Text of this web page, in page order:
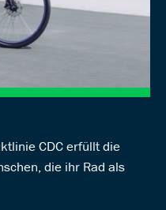
CDC erfüllt die
die ihr Rad als